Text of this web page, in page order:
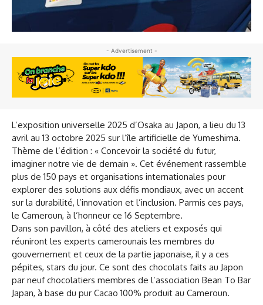
- Advertisement -
L’exposition universelle 2025 d’Osaka au Japon, a lieu du 13
avril au 13 octobre 2025 sur l’île artificielle de Yumeshima.
Thème de l’édition : « Concevoir la société du futur,
imaginer notre vie de demain ». Cet événement rassemble
plus de 150 pays et organisations internationales pour
explorer des solutions aux défis mondiaux, avec un accent
sur la durabilité, l’innovation et l’inclusion. Parmis ces pays,
le Cameroun, à l’honneur ce 16 Septembre.
Dans son pavillon, à côté des ateliers et exposés qui
réuniront les experts camerounais les membres du
gouvernement et ceux de la partie japonaise, il y a ces
pépites, stars du jour. Ce sont des chocolats faits au Japon
par neuf chocolatiers membres de l’association Bean To Bar
Japan, à base du pur Cacao 100% produit au Cameroun.